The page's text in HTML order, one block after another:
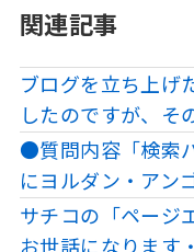
関連記事
ブログを立ち上げ
したのですが、そ
●質問内容「検索
にヨルダン・アン
サチコの「ページ
お世話になります